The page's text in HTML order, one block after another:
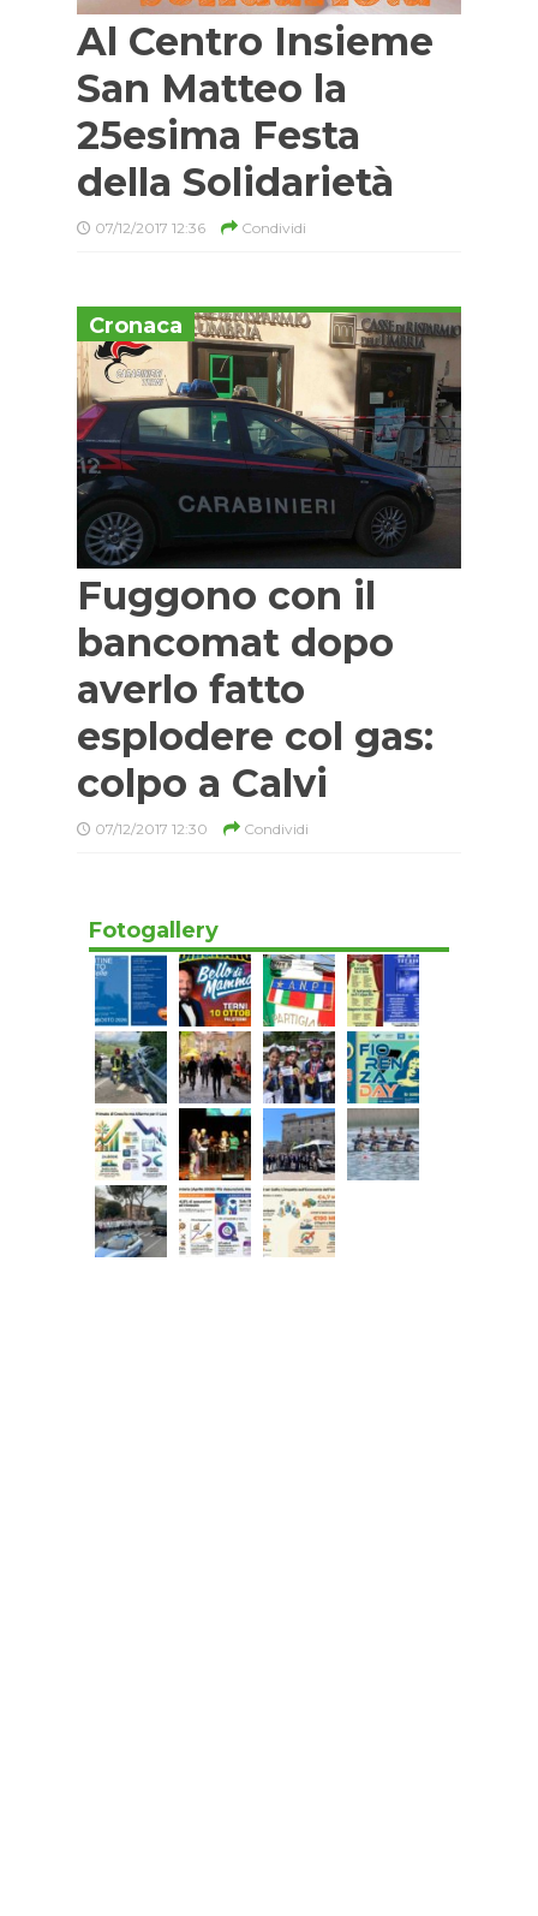
Al Centro Insieme
San Matteo la
25esima Festa
della Solidarietà
07/12/2017 12:36 Condividi
Cronaca
Fuggono con il
bancomat dopo
averlo fatto
esplodere col gas:
colpo a Calvi
07/12/2017 12:30 Condividi
Fotogallery